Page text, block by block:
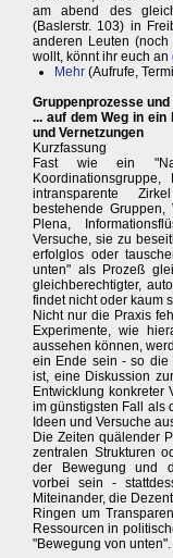
am abend des
(Baslerstr. 103) in
anderen Leuten
wollt, könnt ihr euch an
Mehr (Aufrufe,
Gruppenprozesse
... auf dem Weg in
und Vernetzungen
Kurzfassung
Fast wie ein
intransparente
bestehende
Plena,
Versuche, sie zu
erfolglos oder
unten" als Prozeß
gleichberechtigter,
findet nicht oder kaum
Nicht nur die Praxis
Experimente, wie
aussehen können,
ein Ende sein - so die
ist, eine Diskussion
Entwicklung konkreter
im günstigsten Fall als
Ideen und Versuche
Die Zeiten quälender
zentralen Strukturen
der Bewegung und
vorbei sein -
Miteinander, die
Ringen um
Ressourcen in
"Bewegung von unten".